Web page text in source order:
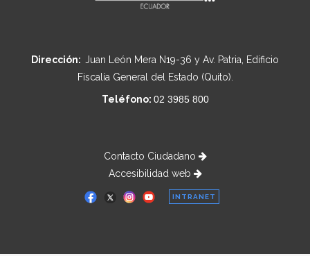
Dirección: Juan León Mera N19-36 y Av. Patria, Edificio
Fiscalía General del Estado (Quito).
Teléfono: 02 3985 800
Contacto Ciudadano
Accesibilidad web
INTRANET